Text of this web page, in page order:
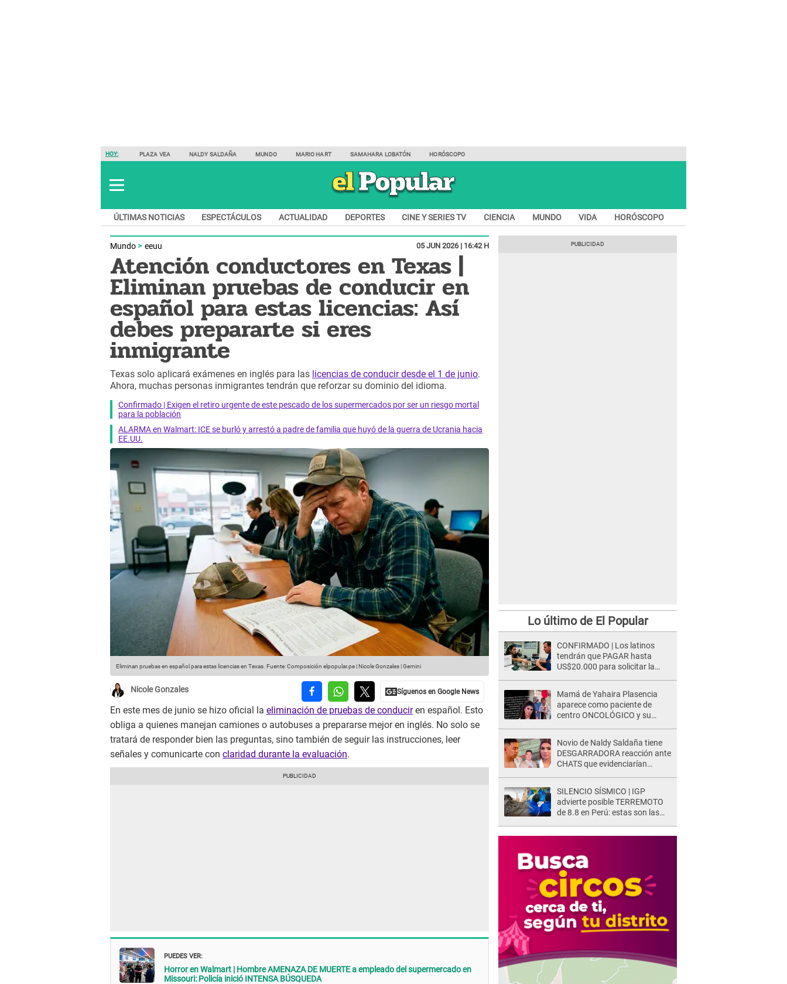
HOY: PLAZA VEA NALDY SALDAÑA MUNDO MARIO HART SAMAHARA LOBATÓN HORÓSCOPO
ÚLTIMAS NOTICIAS ESPECTÁCULOS ACTUALIDAD DEPORTES CINE Y SERIES TV CIENCIA MUNDO VIDA HORÓSCOPO
Mundo eeuu 05 JUN 2026 | 16:42 H
Atención conductores en Texas |
Eliminan pruebas de conducir en
español para estas licencias: Así
debes prepararte si eres
inmigrante
Texas solo aplicará exámenes en inglés para las licencias de conducir desde el 1 de junio.
Ahora, muchas personas inmigrantes tendrán que reforzar su dominio del idioma.
Confirmado | Exigen el retiro urgente de este pescado de los supermercados por ser un riesgo mortal
para la población
ALARMA en Walmart: ICE se burló y arrestó a padre de familia que huyó de la guerra de Ucrania hacia
EE.UU.
Eliminan pruebas en español para estas licencias en Texas. Fuente: Composición elpopular.pe | Nicole Gonzales | Gemini
Nicole Gonzales
En este mes de junio se hizo oficial la eliminación de pruebas de conduciren español. Esto
obliga a quienes manejan camiones o autobuses a prepararse mejor en inglés. No solo se
tratará de responder bien las preguntas, sino también de seguir las instrucciones, leer
señales y comunicarte con claridad durante la evaluación.
PUEDES VER:
Horror en Walmart | Hombre AMENAZA DE MUERTE a empleado del supermercado en
Missouri: Policía inició INTENSA BÚSQUEDA
Lo último de El Popular
CONFIRMADO | Los latinos
tendrán que PAGAR hasta
US$20.000 para solicitar la
Mamá de Yahaira Plasencia
aparece como paciente de
centro ONCOLÓGICO y su
Novio de Naldy Saldaña tiene
DESGARRADORA reacción ante
CHATS que evidenciarían
'La Bella Luz': "Se puso..."
SILENCIO SÍSMICO | IGP
advierte posible TERREMOTO
de 8.8 en Perú: estas son las